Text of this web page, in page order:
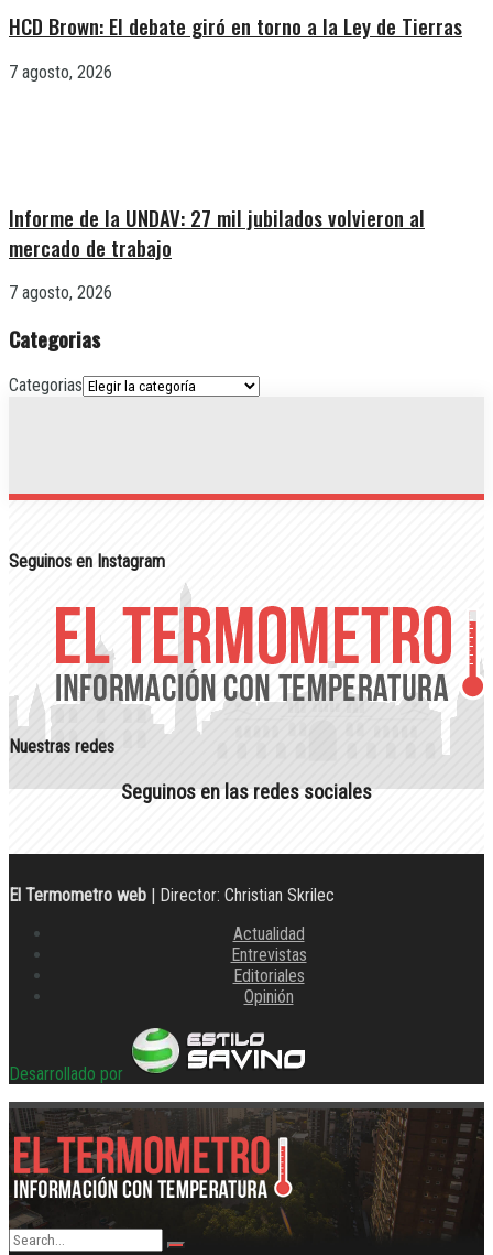
HCD Brown: El debate giró en torno a la Ley de Tierras
7 agosto, 2026
Informe de la UNDAV: 27 mil jubilados volvieron al
mercado de trabajo
7 agosto, 2026
Categorias
Categorias
Seguinos en Instagram
Nuestras redes
Seguinos en las redes sociales
El Termometro web | Director: Christian Skrilec
Actualidad
Entrevistas
Editoriales
Opinión
Desarrollado por